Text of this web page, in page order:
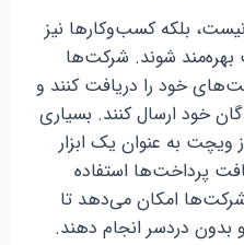
بلکه کسب‌وکارها نیز
بهره‌مند شوند. شرکت‌ها
خود را دریافت کنند و
خود ارسال کنند. بسیاری
ویچت به عنوان یک ابزار
پرداخت‌ها استفاده
شرکت‌ها امکان می‌دهد تا
دردسر انجام دهند.